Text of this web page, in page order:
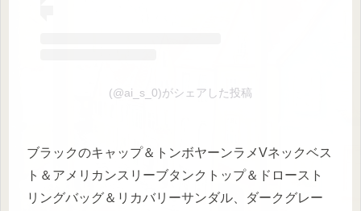
(@ai_s_0)がシェアした投稿
ブラックのキャップ＆トンボヤーンラメVネックベス
ト＆アメリカンスリーブタンクトップ＆ドロースト
リングバッグ＆リカバリーサンダル、ダークグレー